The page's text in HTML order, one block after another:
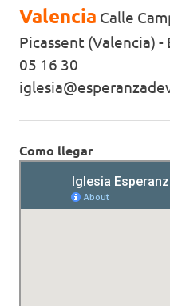
Valencia Calle
Picassent (Valencia)
05 16 30
Como llegar